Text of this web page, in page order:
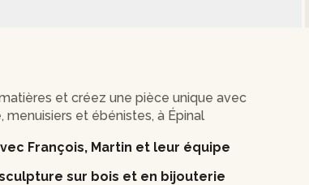
et créez une pièce unique avec
menuisiers et ébénistes, à Épinal
François, Martin et leur équipe
sur bois et en bijouterie